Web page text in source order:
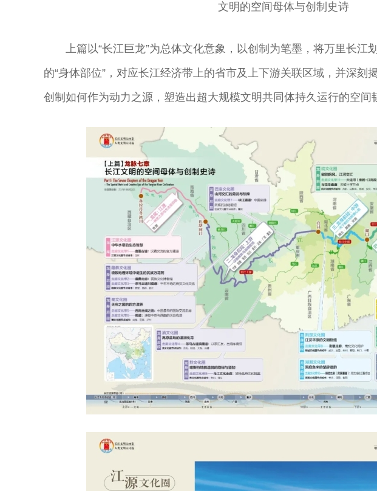
文明的空间母体与创制史诗
上篇以“长江巨龙”为总体文化意象，以创制为笔墨，将万里长江
的“身体部位”，对应长江经济带上的省市及上下游关联区域，并深刻
创制如何作为动力之源，塑造出超大规模文明共同体持久运行的空间